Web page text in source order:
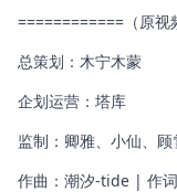
============（原
总策划：木宁木蒙
企划运营：塔库
监制：卿雅、小仙、
作曲：潮汐-tide | 作